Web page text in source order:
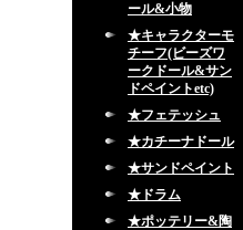
ール&小物
★キャラクターモ
チーフ(ビーズワ
ークドール&サン
ドペイントetc)
★フェテッシュ
★カチーナドール
★サンドペイント
★ドラム
★ポッテリー&陶